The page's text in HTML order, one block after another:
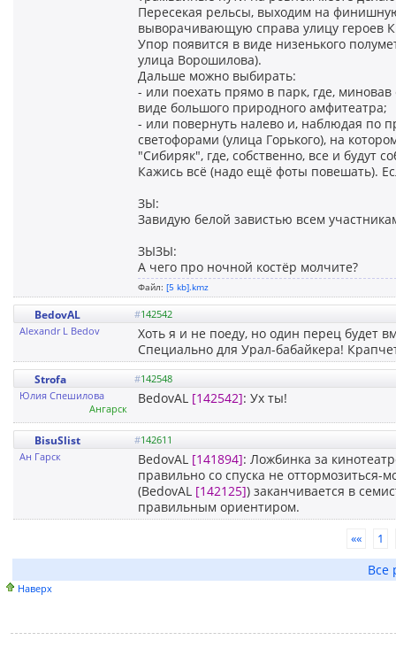
Пересекая рельсы, выходим на
выворачивающую справа улицу героев
Упор появится в виде низенького
улица Ворошилова).
Дальше можно выбирать:
- или поехать прямо в парк, где,
виде большого природного амфитеатра;
- или повернуть налево и, наблюдая по
светофорами (улица Горького), на
"Сибиряк", где, собственно, все и будут
Кажись всё (надо ещё фоты повешать).
ЗЫ:
Завидую белой завистью всем
ЗЫЗЫ:
А чего про ночной костёр молчите?
Файл: [5 kb].kmz
BedovAL #142542
Alexandr L Bedov
Хоть я и не поеду, но один перец будет
Специально для Урал-бабайкера!
Strofa #142548
Юлия Спешилова
Ангарск
BedovAL [142542]: Ух ты!
BisuSlist #142611
Ан Гарск
BedovAL [141894]: Ложбинка за
правильно со спуска не
(BedovAL [142125]) заканчивается в
правильным ориентиром.
«« 1
Все
Наверх